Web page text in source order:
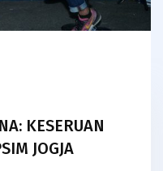
KESERUAN
JOGJA